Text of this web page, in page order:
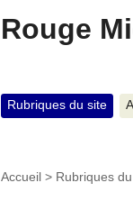
Rouge
Rubriques du site
Accueil > Rubriques